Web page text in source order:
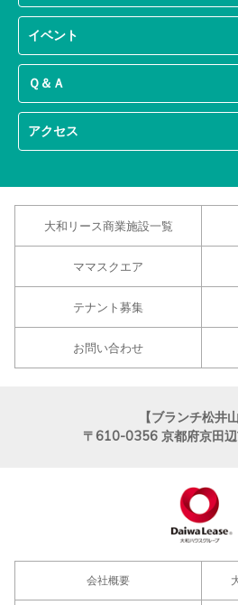
イベント
Ｑ＆Ａ
アクセス
大和リース商業施設一覧
ママスクエア
テナント募集
お問い合わせ
【ブランチ松井山
〒610-0356 京都府京田
会社概要